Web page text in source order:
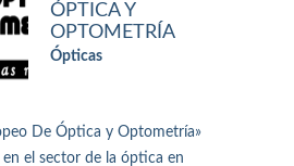
ÓPTICA Y
OPTOMETRÍA
Ópticas
De Óptica y Optometría»
el sector de la óptica en